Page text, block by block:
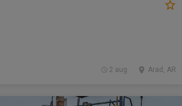
Arad, AR
2 aug.